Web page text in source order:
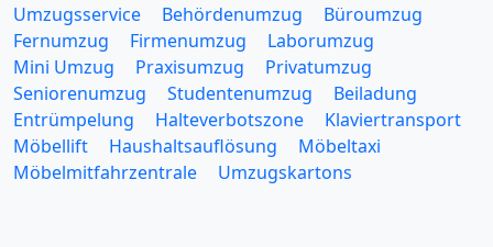
Umzugsservice Behördenumzug
Büroumzug
Fernumzug
Firmenumzug
Laborumzug
Mini Umzug
Praxisumzug
Privatumzug
Seniorenumzug
Studentenumzug
Beiladung
Entrümpelung
Halteverbotszone
Klaviertransport
Möbellift
Haushaltsauflösung
Möbeltaxi
Möbelmitfahrzentrale
Umzugskartons